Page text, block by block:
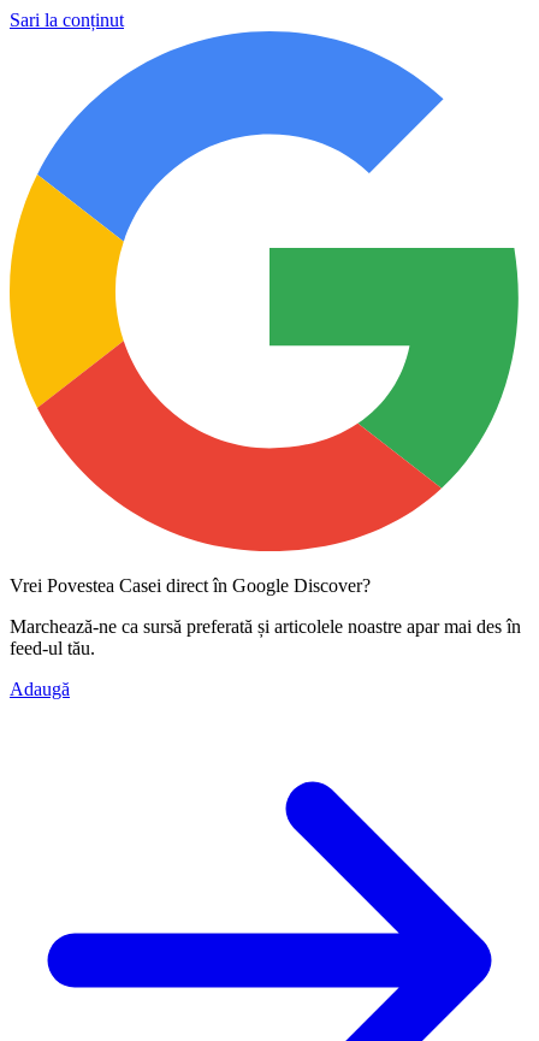
Sari la conținut
Vrei Povestea Casei direct în Google Discover?
Marchează-ne ca sursă preferată și articolele noastre apar mai des în
feed-ul tău.
Adaugă